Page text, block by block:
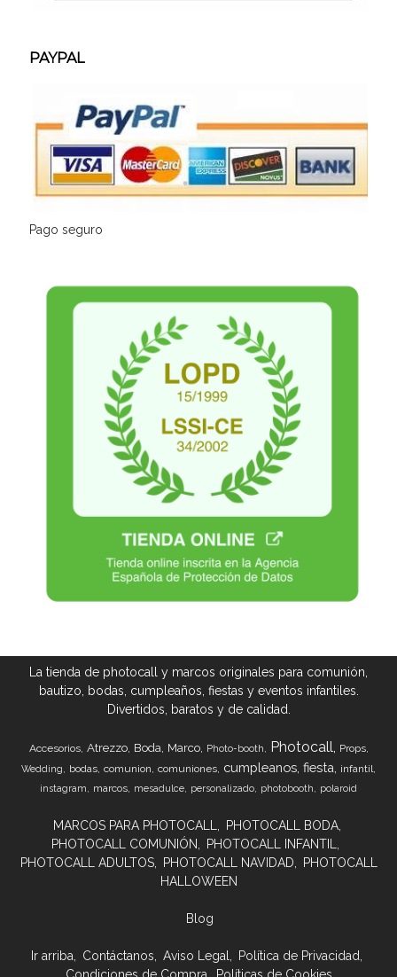
PAYPAL
Pago seguro
La tienda de photocall y marcos originales para comunión,
bautizo, bodas, cumpleaños, fiestas y eventos infantiles.
Divertidos, baratos y de calidad.
Accesorios Atrezzo Boda Marco Photo-booth Photocall Props
Wedding bodas comunion comuniones cumpleanos fiesta infantil
instagram marcos mesadulce personalizado photobooth polaroid
MARCOS PARA PHOTOCALL
PHOTOCALL BODA
PHOTOCALL COMUNIÓN
PHOTOCALL INFANTIL
PHOTOCALL ADULTOS
PHOTOCALL NAVIDAD
PHOTOCALL
HALLOWEEN
Blog
Ir arriba Contáctanos Aviso Legal
Política de Privacidad